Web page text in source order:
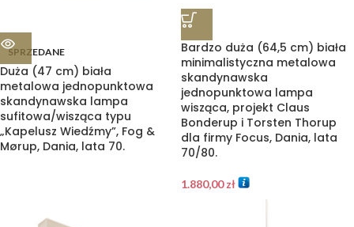
SPRZEDANE
Duża (47 cm) biała
metalowa jednopunktowa
skandynawska lampa
sufitowa/wisząca typu
„Kapelusz Wiedźmy”, Fog &
Mørup, Dania, lata 70.
Bardzo duża (64,5 cm) biała
minimalistyczna metalowa
skandynawska
jednopunktowa lampa
wisząca, projekt Claus
Bonderup i Torsten Thorup
dla firmy Focus, Dania, lata
70/80.
1.880,00zł